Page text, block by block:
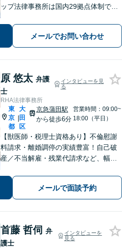
ップ法律事務所は国内29拠点体制で全
対応(法律相談は完全予約制)】各分野で
専門性の高い弁護士が寄り添い解決を
サポートします。
メールでお問い合わせ
原 悠太 弁護
士
インタビューを見
る
RHA法律事務所
東
京
都
|
大
田
区
京急蒲田駅
から徒歩6分
営業時間：09:00~
18:00（平日）
【獣医師・税理士資格あり】不倫慰謝
料請求・離婚調停の実績豊富！自己破
産／不当解雇・残業代請求など、幅広
数！温もりある対応をご提供します。
【中小企業顧問経験100社以上】不動産
問題、予防法務はお任せください。
メールで面談予約
首藤 哲伺 弁
護士
インタビューを
見る